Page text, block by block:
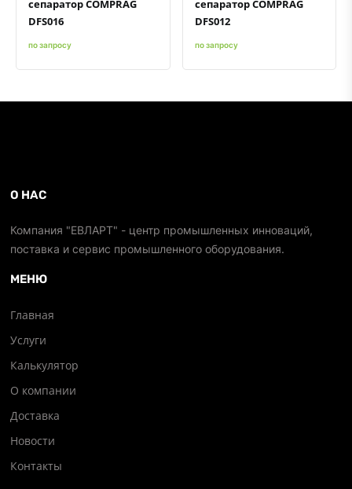
сепаратор COMPRAG
DFS016
по запросу
сепаратор COMPRAG
DFS012
по запросу
О НАС
Компания "ЕВЛАРТ" - центр промышленных инноваций,
поставка и сервис промышленного оборудования.
МЕНЮ
Главная
Услуги
Калькулятор
О компании
Доставка
Новости
Контакты